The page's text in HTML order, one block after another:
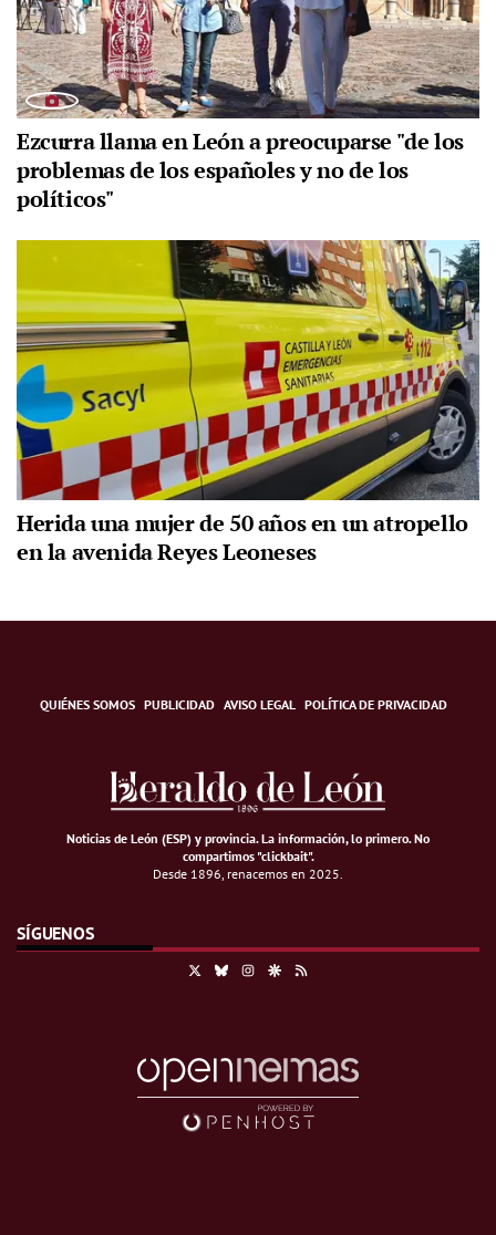
Ezcurra llama en León a preocuparse "de los
problemas de los españoles y no de los
políticos"
Herida una mujer de 50 años en un atropello
en la avenida Reyes Leoneses
QUIÉNES SOMOS PUBLICIDAD AVISO LEGAL POLÍTICA DE PRIVACIDAD
Noticias de León (ESP) y provincia. La información, lo primero.No
compartimos "clickbait".
Desde 1896, renacemos en 2025.
SÍGUENOS
BlueskyInstagramGoogle Discover